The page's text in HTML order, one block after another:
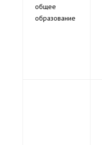
общее
образование